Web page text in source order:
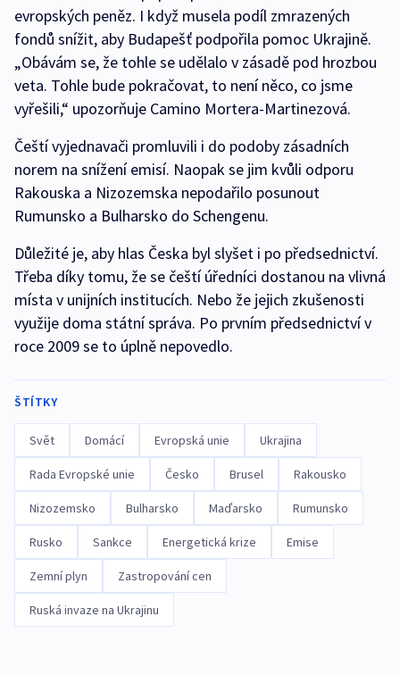
evropských peněz. I když musela podíl zmrazených
fondů snížit, aby Budapešť podpořila pomoc Ukrajině.
„Obávám se, že tohle se udělalo v zásadě pod hrozbou
veta. Tohle bude pokračovat, to není něco, co jsme
vyřešili,“ upozorňuje Camino Mortera-Martinezová.
Čeští vyjednavači promluvili i do podoby zásadních
norem na snížení emisí. Naopak se jim kvůli odporu
Rakouska a Nizozemska nepodařilo posunout
Rumunsko a Bulharsko do Schengenu.
Důležité je, aby hlas Česka byl slyšet i po předsednictví.
Třeba díky tomu, že se čeští úředníci dostanou na vlivná
místa v unijních institucích. Nebo že jejich zkušenosti
využije doma státní správa. Po prvním předsednictví v
roce 2009 se to úplně nepovedlo.
ŠTÍTKY
Svět Domácí Evropská unie Ukrajina
Rada Evropské unie Česko Brusel Rakousko
Nizozemsko Bulharsko Maďarsko Rumunsko
Rusko Sankce Energetická krize Emise
Zemní plyn Zastropování cen
Ruská invaze na Ukrajinu